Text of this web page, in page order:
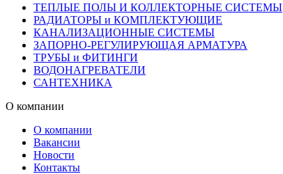
ТЕПЛЫЕ ПОЛЫ И КОЛЛЕКТОРНЫЕ СИСТЕМЫ
РАДИАТОРЫ и КОМПЛЕКТУЮЩИЕ
КАНАЛИЗАЦИОННЫЕ СИСТЕМЫ
ЗАПОРНО-РЕГУЛИРУЮЩАЯ АРМАТУРА
ТРУБЫ и ФИТИНГИ
ВОДОНАГРЕВАТЕЛИ
САНТЕХНИКА
О компании
О компании
Вакансии
Новости
Контакты